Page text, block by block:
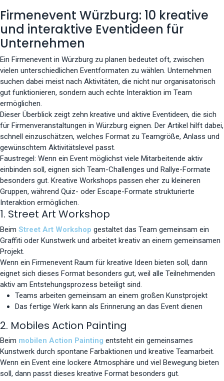
Firmenevent Würzburg: 10 kreative
und interaktive Eventideen für
Unternehmen
Ein Firmenevent in Würzburg zu planen bedeutet oft, zwischen
vielen unterschiedlichen Eventformaten zu wählen. Unternehmen
suchen dabei meist nach Aktivitäten, die nicht nur organisatorisch
gut funktionieren, sondern auch echte Interaktion im Team
ermöglichen.
Dieser Überblick zeigt zehn kreative und aktive Eventideen, die sich
für Firmenveranstaltungen in Würzburg eignen. Der Artikel hilft dabei,
schnell einzuschätzen, welches Format zu Teamgröße, Anlass und
gewünschtem Aktivitätslevel passt.
Faustregel: Wenn ein Event möglichst viele Mitarbeitende aktiv
einbinden soll, eignen sich Team-Challenges und Rallye-Formate
besonders gut. Kreative Workshops passen eher zu kleineren
Gruppen, während Quiz- oder Escape-Formate strukturierte
Interaktion ermöglichen.
1. Street Art Workshop
Beim Street Art Workshop gestaltet das Team gemeinsam ein
Graffiti oder Kunstwerk und arbeitet kreativ an einem gemeinsamen
Projekt.
Wenn ein Firmenevent Raum für kreative Ideen bieten soll, dann
eignet sich dieses Format besonders gut, weil alle Teilnehmenden
aktiv am Entstehungsprozess beteiligt sind.
Teams arbeiten gemeinsam an einem großen Kunstprojekt
Das fertige Werk kann als Erinnerung an das Event dienen
2. Mobiles Action Painting
Beim mobilen Action Painting entsteht ein gemeinsames
Kunstwerk durch spontane Farbaktionen und kreative Teamarbeit.
Wenn ein Event eine lockere Atmosphäre und viel Bewegung bieten
soll, dann passt dieses kreative Format besonders gut.